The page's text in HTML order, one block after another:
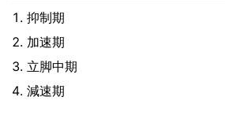
抑制期
加速期
立脚中期
減速期